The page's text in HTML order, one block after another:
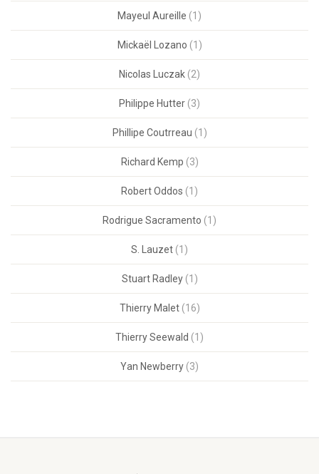
Mayeul Aureille (1)
Mickaël Lozano (1)
Nicolas Luczak (2)
Philippe Hutter (3)
Phillipe Coutrreau (1)
Richard Kemp (3)
Robert Oddos (1)
Rodrigue Sacramento (1)
S. Lauzet (1)
Stuart Radley(1)
Thierry Malet(16)
Thierry Seewald (1)
Yan Newberry (3)